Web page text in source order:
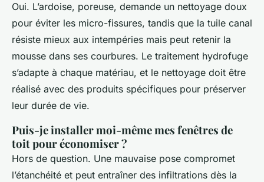
Oui. L’ardoise, poreuse, demande un nettoyage doux
pour éviter les micro-fissures, tandis que la tuile canal
résiste mieux aux intempéries mais peut retenir la
mousse dans ses courbures. Le traitement hydrofuge
s’adapte à chaque matériau, et le nettoyage doit être
réalisé avec des produits spécifiques pour préserver
leur durée de vie.
Puis-je installer moi-même mes fenêtres de
toit pour économiser ?
Hors de question. Une mauvaise pose compromet
l’étanchéité et peut entraîner des infiltrations dès la